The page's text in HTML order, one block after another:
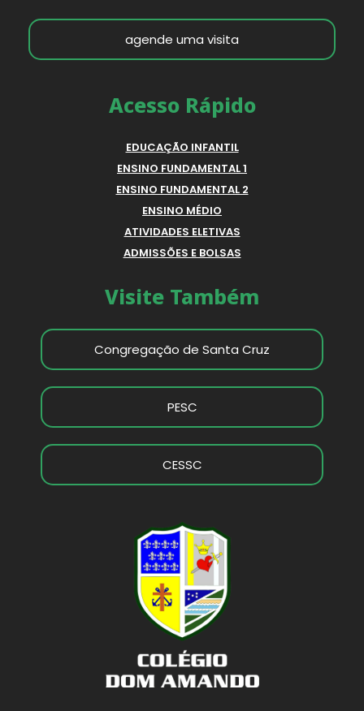
agende uma visita
Acesso Rápido
EDUCAÇÃO INFANTIL
ENSINO FUNDAMENTAL 1
ENSINO FUNDAMENTAL 2
ENSINO MÉDIO
ATIVIDADES ELETIVAS
ADMISSÕES E BOLSAS
Visite Também
Congregação de Santa Cruz
PESC
CESSC